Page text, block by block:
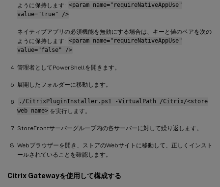
ように保持します: <param name="requireNativeAppUse"
value="true" />
ネイティブアプリの必須機能を無効にする場合は、キーと値のペアを次の
ように保持します: <param name="requireNativeAppUse"
value="false" />
管理者としてPowerShellを開きます。
展開したフォルダーに移動します。
./CitrixPluginInstaller.ps1 -VirtualPath /Citrix/<store
web name> を実行します。
StoreFrontサーバーグループ内の各サーバーに対して繰り返します。
Webブラウザーを開き、ストアのWebサイトに移動して、正しくインスト
ールされていることを確認します。
Citrix Gatewayを使用して構成する